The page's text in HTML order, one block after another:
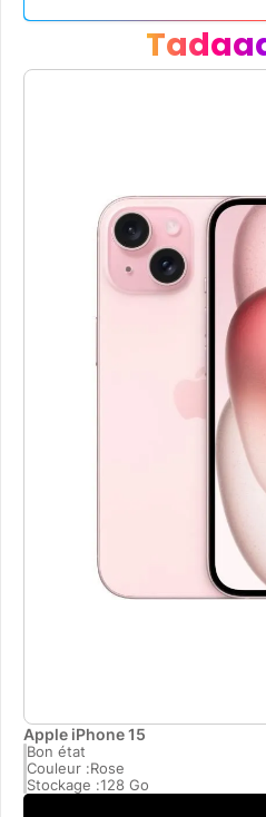
Apple iPhone 15
Bon état
Couleur :Rose
Stockage :128 Go